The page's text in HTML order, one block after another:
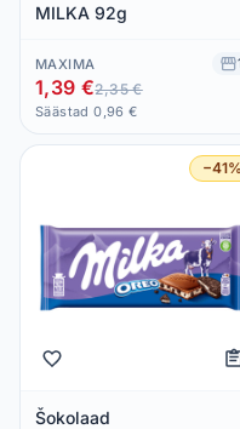
MILKA 92g
MAXIMA
1,39 €2,35 €
Säästad 0,96 €
−41%
Šokolaad